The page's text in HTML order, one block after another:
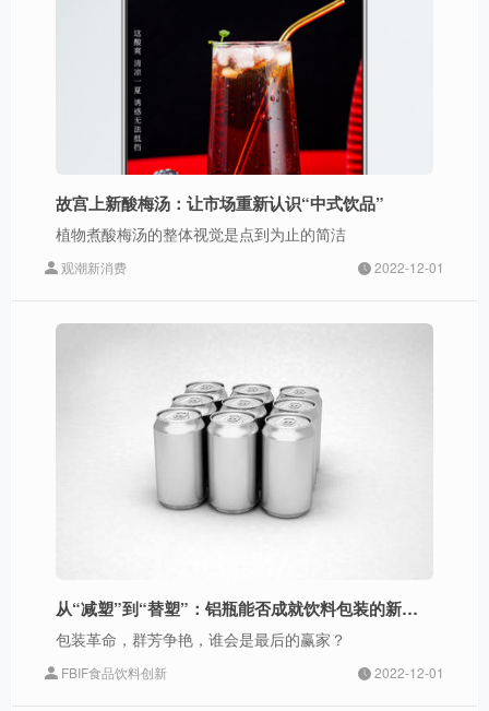
故宫上新酸梅汤：让市场重新认识“中式饮品”
植物煮酸梅汤的整体视觉是点到为止的简洁
观潮新消费 2022-12-01
从“减塑”到“替塑”：铝瓶能否成就饮料包装的新未来？| 包装前哨
包装革命，群芳争艳，谁会是最后的赢家？
FBIF食品饮料创新 2022-12-01